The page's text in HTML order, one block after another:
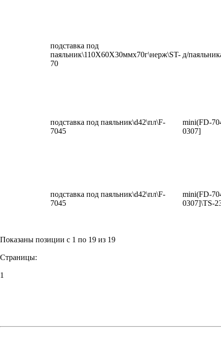
подставка под
паяльник\110X60X30ммx70г\нерж\ST-
70
д/
подставка под паяльник\d42\пл\F-
7045
mini(FD-
0307]
подставка под паяльник\d42\пл\F-
7045
mini(FD-
0307]\TS-
Показаны позиции с 1 по 19 из 19
Страницы:
1